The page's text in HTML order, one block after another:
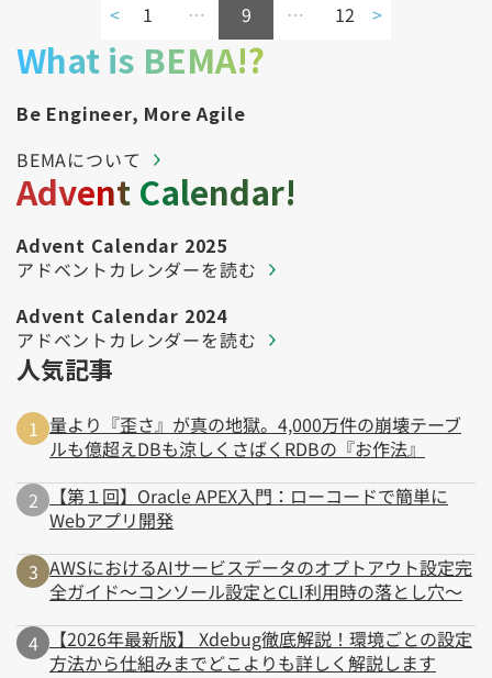
< 1 … 9 … 12 >
What is BEMA!?
Be Engineer, More Agile
BEMAについて
Advent Calendar!
Advent Calendar 2025
アドベントカレンダーを読む
Advent Calendar 2024
アドベントカレンダーを読む
人気記事
量より『歪さ』が真の地獄。4,000万件の崩壊テーブ
ルも億超えDBも涼しくさばくRDBの『お作法』
【第１回】Oracle APEX入門：ローコードで簡単に
Webアプリ開発
AWSにおけるAIサービスデータのオプトアウト設定完
全ガイド～コンソール設定とCLI利用時の落とし穴～
【2026年最新版】 Xdebug徹底解説！環境ごとの設定
方法から仕組みまでどこよりも詳しく解説します